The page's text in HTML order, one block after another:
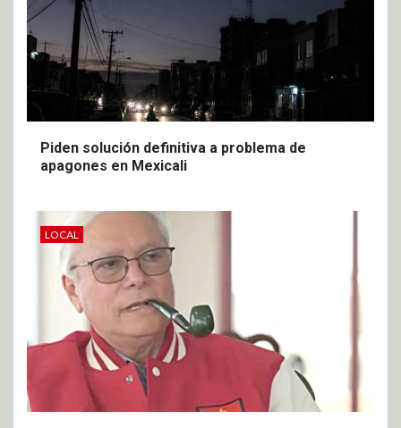
Piden solución definitiva a problema de
apagones en Mexicali
LOCAL